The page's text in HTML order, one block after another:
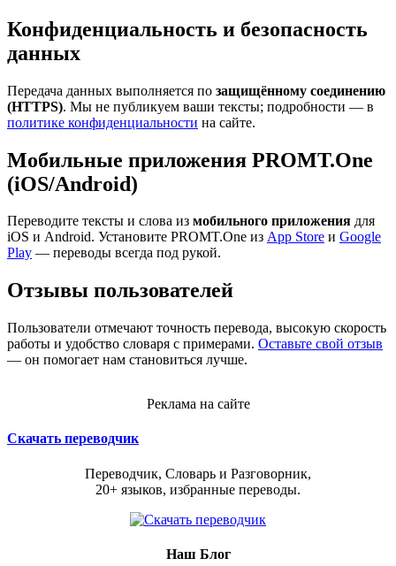
Конфиденциальность и безопасность
данных
Передача данных выполняется по защищённому соединению
(HTTPS). Мы не публикуем ваши тексты; подробности — в
политике конфиденциальности на сайте.
Мобильные приложения PROMT.One
(iOS/Android)
Переводите тексты и слова из мобильного приложения для
iOS и Android. Установите PROMT.One из App Store и Google
Play — переводы всегда под рукой.
Отзывы пользователей
Пользователи отмечают точность перевода, высокую скорость
работы и удобство словаря с примерами. Оставьте свой отзыв
— он помогает нам становиться лучше.
Реклама на сайте
Скачать переводчик
Переводчик, Словарь и Разговорник,
20+ языков, избранные переводы.
Наш Блог